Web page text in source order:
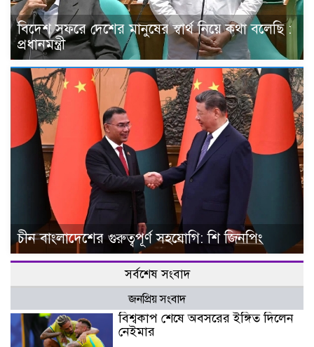
বিদেশ সফরে দেশের মানুষের স্বার্থ নিয়ে কথা বলেছি :
প্রধানমন্ত্রী
চীন বাংলাদেশের গুরুত্বপূর্ণ সহযোগি: শি জিনপিং
সর্বশেষ সংবাদ
জনপ্রিয় সংবাদ
বিশ্বকাপ শেষে অবসরের ইঙ্গিত দিলেন
নেইমার